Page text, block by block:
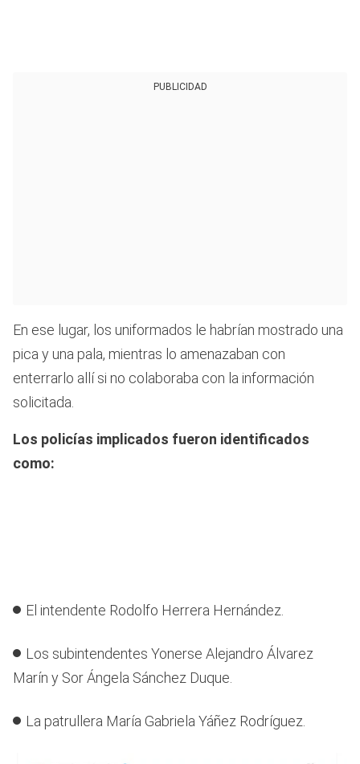
PUBLICIDAD
En ese lugar, los uniformados le habrían mostrado una
pica y una pala, mientras lo amenazaban con
enterrarlo allí si no colaboraba con la información
solicitada.
Los policías implicados fueron identificados
como:
El intendente Rodolfo Herrera Hernández.
Los subintendentes Yonerse Alejandro Álvarez
Marín y Sor Ángela Sánchez Duque.
La patrullera María Gabriela Yáñez Rodríguez.